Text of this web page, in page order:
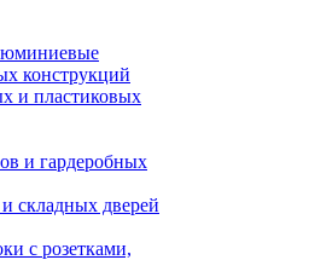
конструкций
и пластиковых
и гардеробных
складных дверей
с розетками,